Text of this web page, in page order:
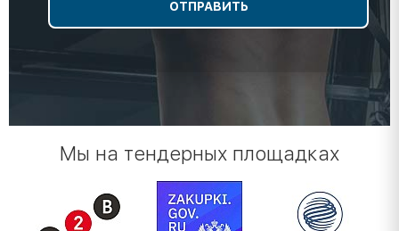
Мы на тендерных площадках